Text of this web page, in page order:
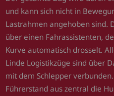
und kann sich nicht in
Lastrahmen angehoben sind.
über einen Fahrassistenten,
Kurve automatisch drosselt.
Linde Logistikzüge sind über
mit dem Schlepper
Führerstand aus zentral die